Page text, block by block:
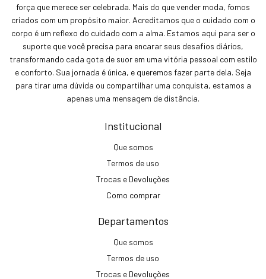
força que merece ser celebrada. Mais do que vender moda, fomos
criados com um propósito maior. Acreditamos que o cuidado com o
corpo é um reflexo do cuidado com a alma. Estamos aqui para ser o
suporte que você precisa para encarar seus desafios diários,
transformando cada gota de suor em uma vitória pessoal com estilo
e conforto. Sua jornada é única, e queremos fazer parte dela. Seja
para tirar uma dúvida ou compartilhar uma conquista, estamos a
apenas uma mensagem de distância.
Institucional
Que somos
Termos de uso
Trocas e Devoluções
Como comprar
Departamentos
Que somos
Termos de uso
Trocas e Devoluções